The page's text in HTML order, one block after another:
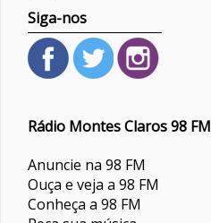
Siga-nos
Rádio Montes Claros 98 FM
Anuncie na 98 FM
Ouça e veja a 98 FM
Conheça a 98 FM